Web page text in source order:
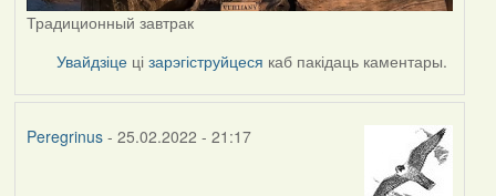
Традиционный завтрак
Увайдзіце цізарэгіструйцеся каб пакідаць каментары.
Peregrinus- 25.02.2022 - 21:17